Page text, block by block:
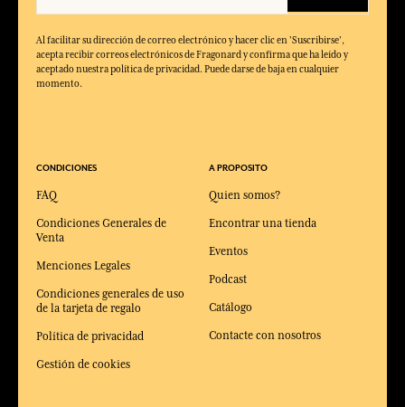
Al facilitar su dirección de correo electrónico y hacer clic en 'Suscribirse',
acepta recibir correos electrónicos de Fragonard y confirma que ha leído y
aceptado nuestra política de privacidad. Puede darse de baja en cualquier
momento.
CONDICIONES
FAQ
Condiciones Generales de
Venta
Menciones Legales
Condiciones generales de uso
de la tarjeta de regalo
Política de privacidad
Gestión de cookies
A PROPOSITO
Quien somos?
Encontrar una tienda
Eventos
Podcast
Catálogo
Contacte con nosotros